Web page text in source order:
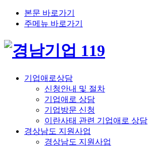
본문 바로가기
주메뉴 바로가기
기업애로상담
신청안내 및 절차
기업애로 상담
기업방문 신청
이란사태 관련 기업애로 상담
경상남도 지원사업
경상남도 지원사업